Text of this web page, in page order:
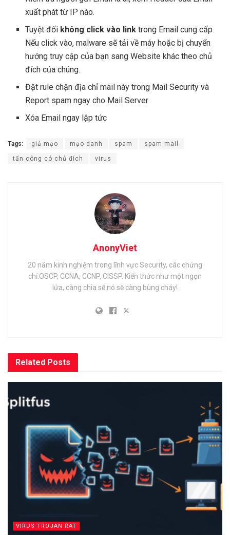
xuất phát từ IP nào.
Tuyệt đối không click vào link trong Email cung cấp.
Nếu click vào, malware sẽ tải về máy hoặc bị chuyển
hướng truy cập của bạn sang Website khác theo chủ
đích của chúng.
Đặt rule chặn địa chỉ mail này trong Mail Security và
Report spam ngay cho Mail Server
Xóa Email ngay lập tức
Tags: giả mạo mạo danh spam spam mail
tấn công có chủ đích virus
AnonyViet
20 năm kinh nghiệm trong lĩnh vực Security, các chứng
chỉ:OSCP, CCNA, CCNP, CISSP. Kiến thức như một ngọn
lửa, càng chia sẽ nó sẽ càng bùng cháy!
Related Posts
VIRUS-TROJAN-RAT